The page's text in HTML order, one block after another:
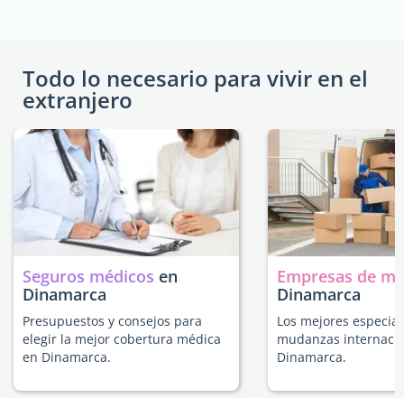
Todo lo necesario para vivir en el
extranjero
Seguros médicos en
Dinamarca
Presupuestos y consejos para
elegir la mejor cobertura médica
en Dinamarca.
Empresas de
Dinamarca
Los mejores
mudanzas
Dinamarca.